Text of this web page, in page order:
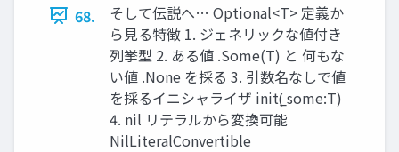
68.
そして伝説へ… Optional<T> 定義か
ら見る特徴 1. ジェネリックな値付き
列挙型 2. ある値 .Some(T) と 何もな
い値 .None を採る 3. 引数名なしで値
を採るイニシャライザ init(̲ some:T)
4. nil リテラルから変換可能
NilLiteralConvertible